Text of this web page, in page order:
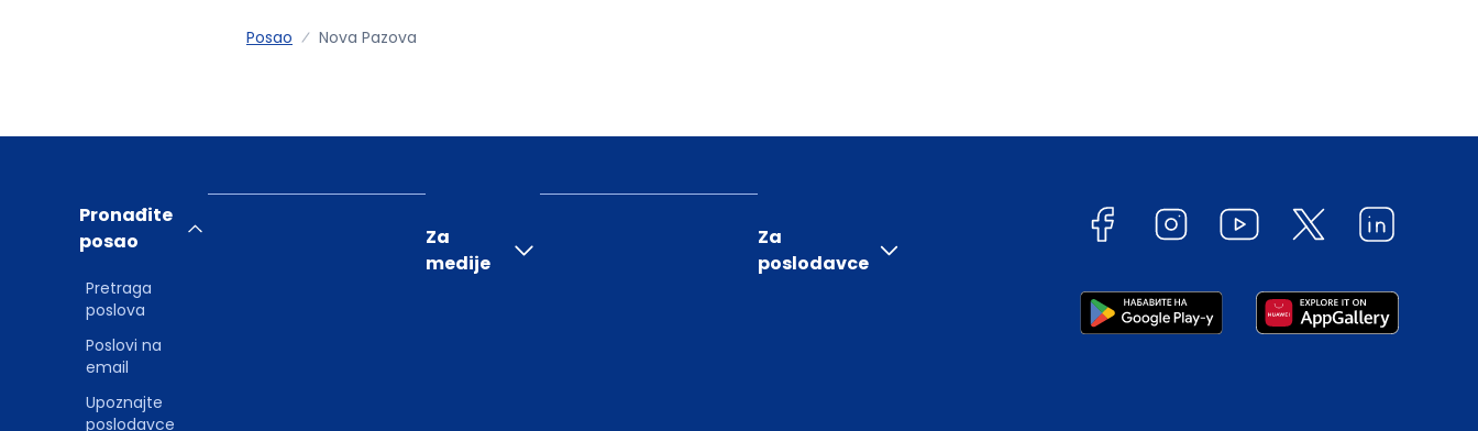
Posao Nova Pazova
Pronađite
posao
Pretraga
poslova
Poslovi na
email
Upoznajte
poslodavce
Za
medije
Za
poslodavce